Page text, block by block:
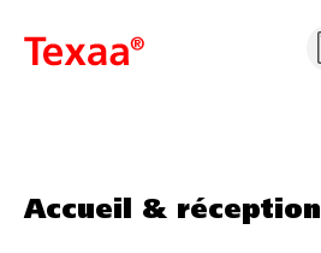
Accueil & réception